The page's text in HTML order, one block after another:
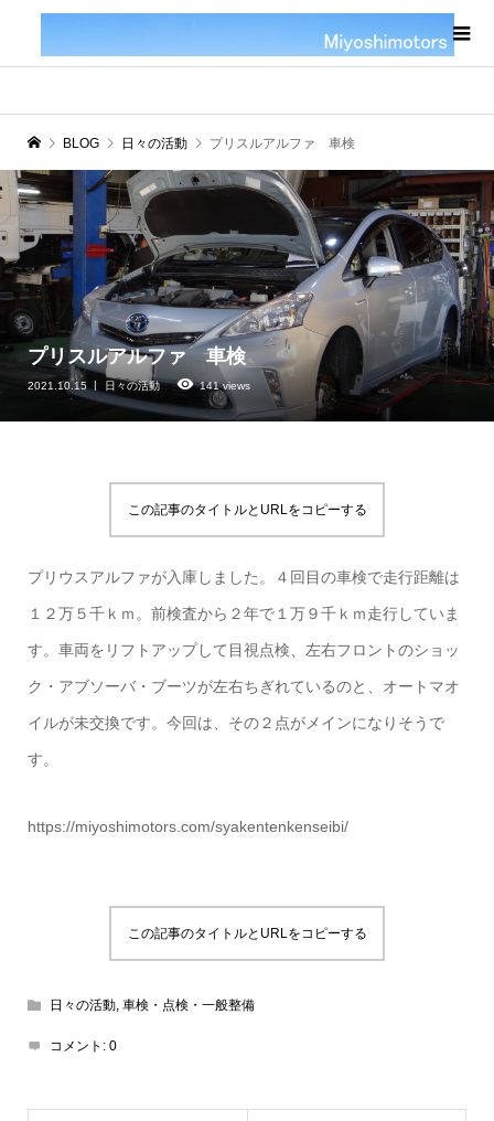
BLOG 日々の活動 プリスルアルファ 車検
プリスルアルファ 車検
2021.10.15 日々の活動 141 views
この記事のタイトルとURLをコピーする
プリウスアルファが入庫しました。４回目の車検で走行距離は
１２万５千ｋｍ。前検査から２年で１万９千ｋｍ走行していま
す。車両をリフトアップして目視点検、左右フロントのショッ
ク・アブソーバ・ブーツが左右ちぎれているのと、オートマオ
イルが未交換です。今回は、その２点がメインになりそうで
す。
https://miyoshimotors.com/syakentenkenseibi/
この記事のタイトルとURLをコピーする
日々の活動, 車検・点検・一般整備
コメント: 0